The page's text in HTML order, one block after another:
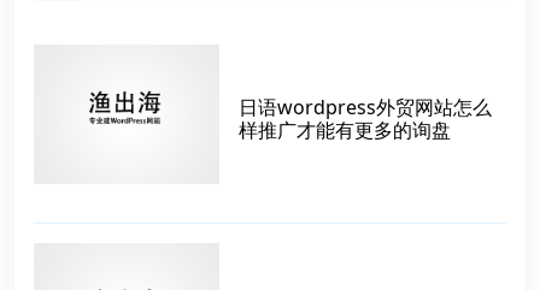
日语wordpress外贸网站怎么
样推广才能有更多的询盘